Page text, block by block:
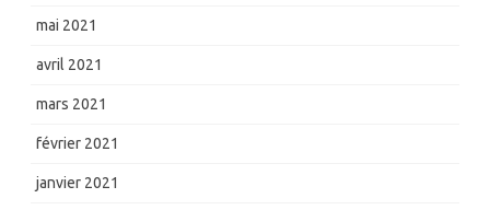
mai 2021
avril 2021
mars 2021
février 2021
janvier 2021